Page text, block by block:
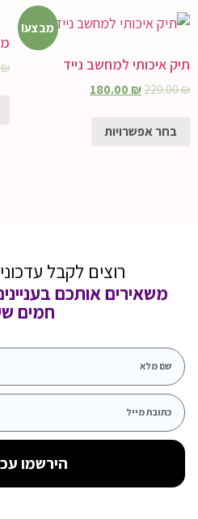
מבצע!
תיק איכותי למחשב נייד
220.00₪
180.00 ₪
בחר אפשרויות
₪
רוצים לקבל
משאירים אותכם
חמים
הירשמו